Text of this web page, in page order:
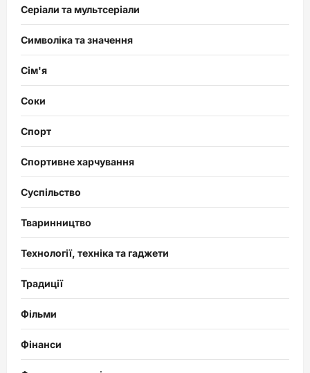
Серіали та мультсеріали
Символіка та значення
Сім'я
Соки
Спорт
Спортивне харчування
Суспільство
Тваринництво
Технології, техніка та гаджети
Традиції
Фільми
Фінанси